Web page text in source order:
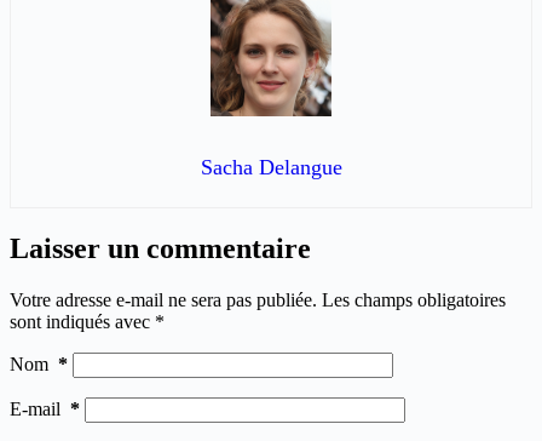
Sacha Delangue
Laisser un commentaire
Votre adresse e-mail ne sera pas publiée. Les champs obligatoires
sont indiqués avec *
Nom *
E-mail *